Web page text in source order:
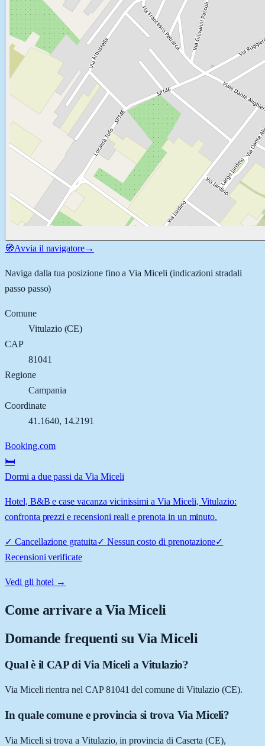
🧭Avvia il navigatore→
Naviga dalla tua posizione fino aVia Miceli (indicazioni stradali
passo passo)
Comune
Vitulazio(CE)
CAP
81041
Regione
Campania
Coordinate
41.1640, 14.2191
Booking.com
🛏️
Dormi a due passi da Via Miceli
Hotel, B&B e case vacanza vicinissimi a Via Miceli, Vitulazio:
confronta prezzi e recensioni reali e prenota in un minuto.
✓ Cancellazione gratuita✓ Nessun costo di prenotazione✓
Recensioni verificate
Vedi gli hotel →
Come arrivare aVia Miceli
Domande frequenti su Via Miceli
Qual è il CAP di Via Miceli a Vitulazio?
Via Miceli rientra nel CAP 81041 del comune di Vitulazio (CE).
In quale comune e provincia si trova Via Miceli?
Via Miceli si trova a Vitulazio, in provincia di Caserta (CE),